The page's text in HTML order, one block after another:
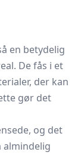
en betydelig
De fås i et
der kan
gør det
og det
almindelig